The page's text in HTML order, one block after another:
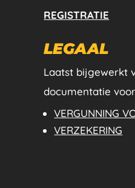
REGISTRATIE
LEGAAL
Laatst bijgewerkt
documentatie
VERGUNNING
VERZEKERING